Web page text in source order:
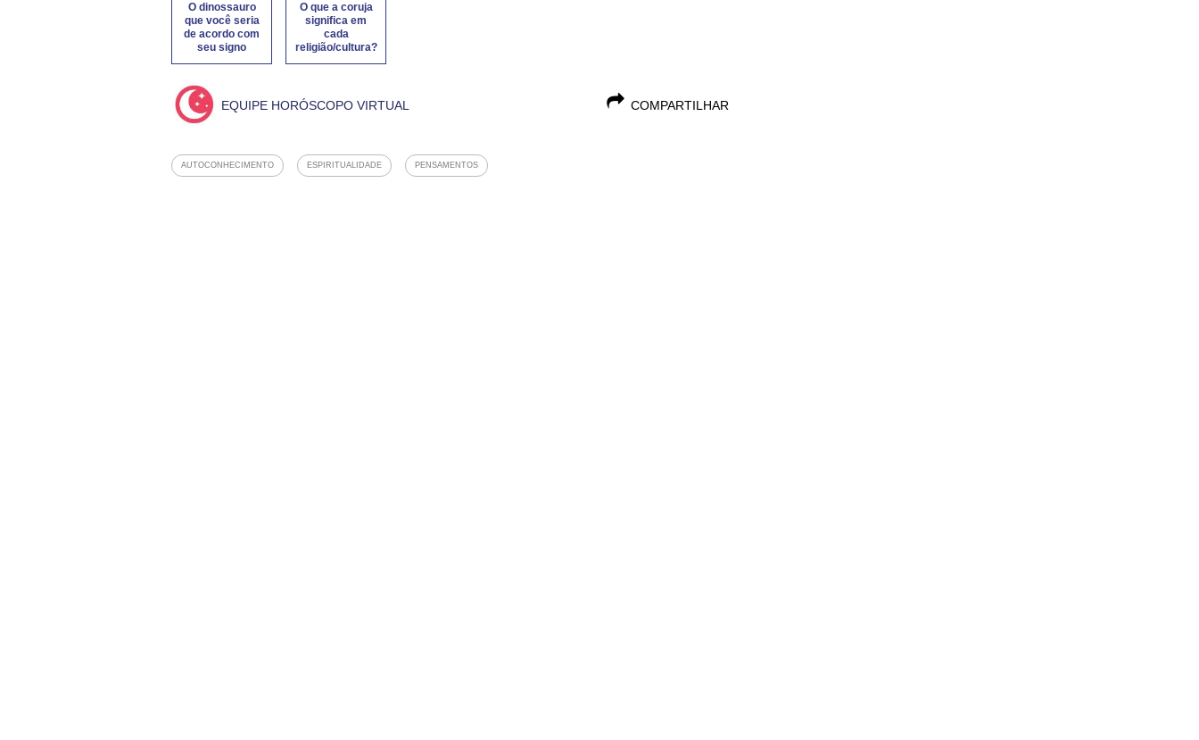
O dinossauro
que você seria
de acordo com
seu signo
O que a coruja
significa em
cada
religião/cultura?
COMPARTILHAR
EQUIPE HORÓSCOPO VIRTUAL
AUTOCONHECIMENTO ESPIRITUALIDADE PENSAMENTOS